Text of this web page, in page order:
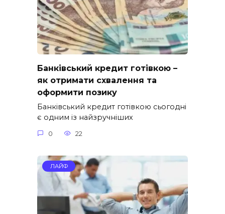
Банківський кредит готівкою –
як отримати схвалення та
оформити позику
Банківський кредит готівкою сьогодні
є одним із найзручніших
0 22
ЛАЙФ